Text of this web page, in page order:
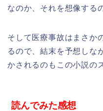
なのか、それを想像する
そして医療事故はまさか
るので、結末を予想しな
かされるのもこの小説の
読んでみた感想